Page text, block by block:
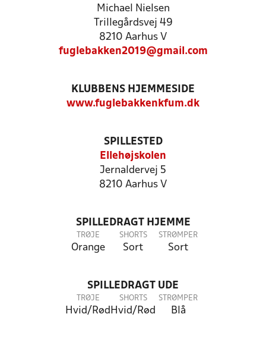
Michael Nielsen
Trillegårdsvej 49
8210 Aarhus V
fuglebakken2019@gmail.com
KLUBBENS HJEMMESIDE
www.fuglebakkenkfum.dk
SPILLESTED
Ellehøjskolen
Jernaldervej 5
8210 Aarhus V
SPILLEDRAGT HJEMME
TRØJE
Orange
SHORTS
Sort
STRØMPER
Sort
SPILLEDRAGT UDE
TRØJE
Hvid/Rød
SHORTS
Hvid/Rød
STRØMPER
Blå